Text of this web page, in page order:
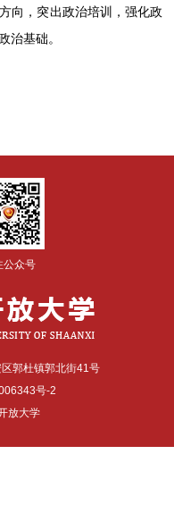
向，突出政治培训，强化政
治基础。
公众号
郭杜镇郭北街41号
号-2
放大学